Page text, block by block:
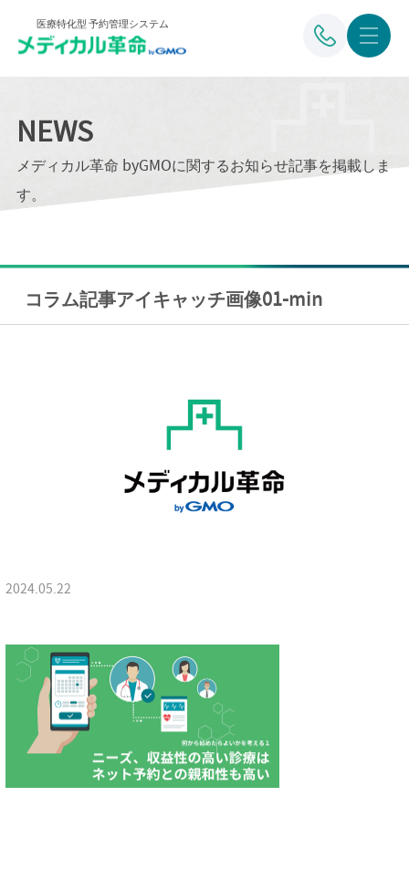
医療特化型 予約管理システム
NEWS
メディカル革命 byGMOに関するお知らせ記事を掲載しま
す。
コラム記事アイキャッチ画像01-min
2024.05.22